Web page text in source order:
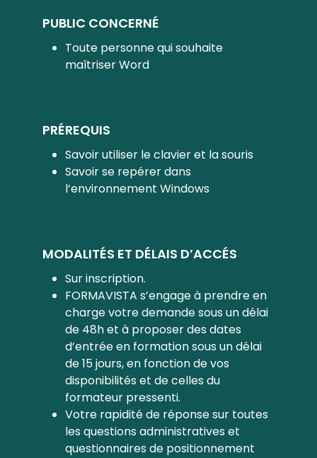
PUBLIC CONCERNÉ
Toute personne qui souhaite
maîtriser Word
PRÉREQUIS
Savoir utiliser le clavier et la souris
Savoir se repérer dans
l’environnement Windows
MODALITÉS ET DÉLAIS D’ACCÉS
Sur inscription.
FORMAVISTA s’engage à prendre en
charge votre demande sous un délai
de 48h et à proposer des dates
d’entrée en formation sous un délai
de 15 jours, en fonction de vos
disponibilités et de celles du
formateur pressenti.
Votre rapidité de réponse sur toutes
les questions administratives et
questionnaires de positionnement